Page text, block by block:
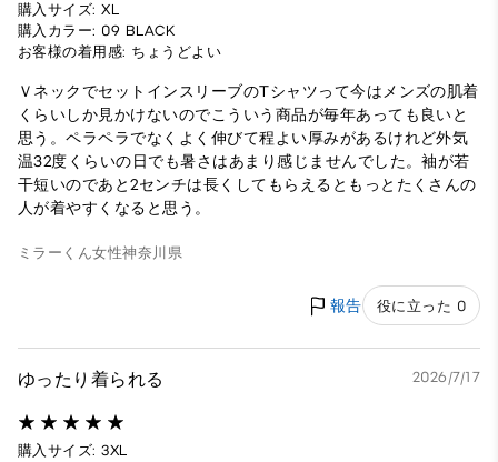
購入サイズ: XL
購入カラー: 09 BLACK
お客様の着用感: ちょうどよい
ＶネックでセットインスリーブのTシャツって今はメンズの肌着
くらいしか見かけないのでこういう商品が毎年あっても良いと
思う。ペラペラでなくよく伸びて程よい厚みがあるけれど外気
温32度くらいの日でも暑さはあまり感じませんでした。袖が若
干短いのであと2センチは長くしてもらえるともっとたくさんの
人が着やすくなると思う。
ミラーくん女性神奈川県
報告 役に立った 0
ゆったり着られる 2026/7/17
購入サイズ: 3XL